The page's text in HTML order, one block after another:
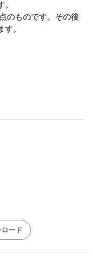
のものです。その後
。
ード